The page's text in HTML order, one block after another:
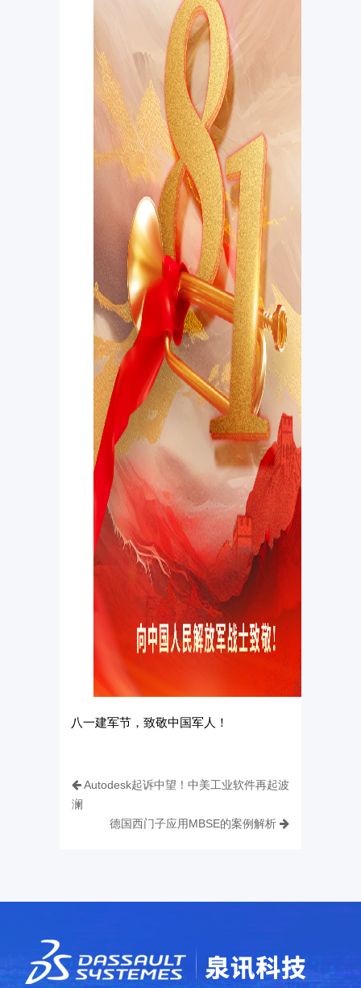
八一建军节，致敬中国军人！
Autodesk起诉中望！中美工业软件再起波
澜
德国西门子应用MBSE的案例解析